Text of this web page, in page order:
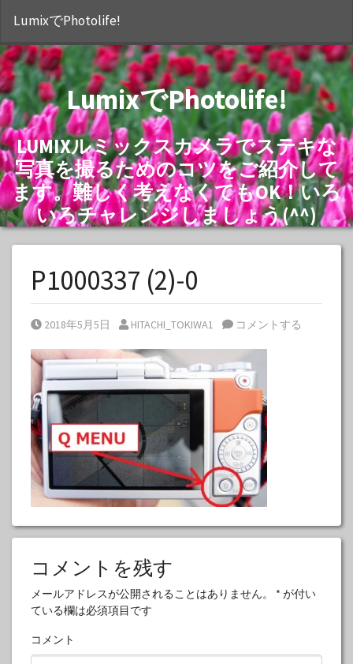
LumixでPhotolife!
LumixでPhotolife!
LUMIXルミックスカメラでステキな
写真を撮るためのコツをご紹介して
ます。難しく考えなくてもOK！いろ
いろチャレンジしましょう(^^)
P1000337 (2)-0
Posted on
2018年5月5日 Posted by
HITACHI_TOKIWA1 コメントする
コメントを残す
メールアドレスが公開されることはありません。 * が付い
ている欄は必須項目です
コメント